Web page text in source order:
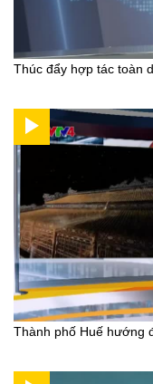
Thúc đẩy hợp tác toàn
Thành phố Huế hướng